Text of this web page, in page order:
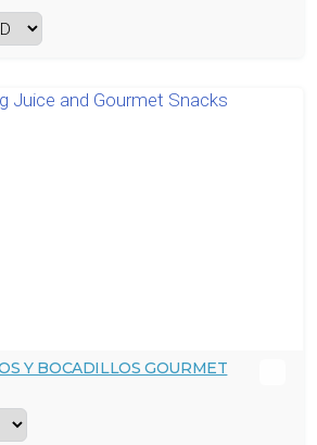
Y BOCADILLOS GOURMET